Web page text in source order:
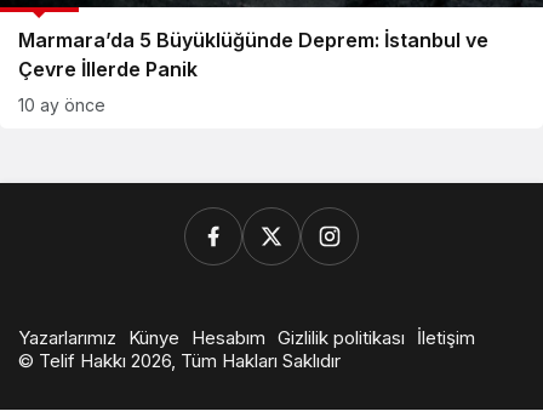
Marmara’da 5 Büyüklüğünde Deprem: İstanbul ve
Çevre İllerde Panik
10 ay önce
Yazarlarımız Künye Hesabım Gizlilik politikası
İletişim
© Telif Hakkı 2026, Tüm Hakları Saklıdır